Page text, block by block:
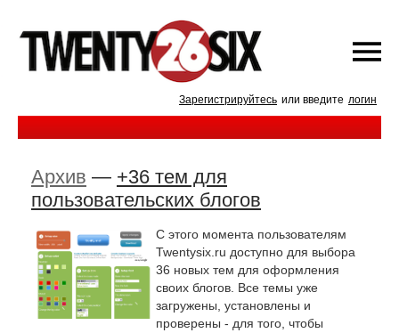
Зарегистрируйтесь или введите логин
Архив — +36 тем для
пользовательских блогов
С этого момента пользователям
Twentysix.ru доступно для выбора
36 новых тем для оформления
своих блогов. Все темы уже
загружены, установлены и
проверены - для того, чтобы